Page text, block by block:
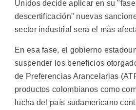
Unidos decide aplicar en su
descertificación" nuevas
sector industrial será el más
En esa fase, el gobierno
suspender los beneficios
de Preferencias Arancelarias
productos colombianos como
lucha del país sudamericano